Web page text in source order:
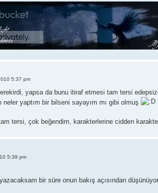
5:37 pm
yapsa da bunu itiraf etmesi tam tersi
yaptım bir bilseni sayayım mı gibi olmuş
tersi, çok beğendim, karakterlerine cidden
5:39 pm
bir süre onun bakış açısından